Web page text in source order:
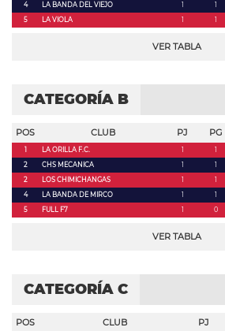
4
LA BANDA DEL VIEJO 1 1
5
LA VIOLA 1 1
VER TABLA
CATEGORÍA B
POS CLUB PJ PG
1 LA ORILLA F.C. 1 1
2
CHS MECANICA 1 1
2
LOS CHIMICHANGAS 1 1
4
LA BANDA DE MIRCO 1 1
5
FULL F7 1 0
VER TABLA
CATEGORÍA C
POS CLUB PJ